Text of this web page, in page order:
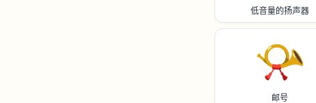
低音量的扬声器
📯
邮号